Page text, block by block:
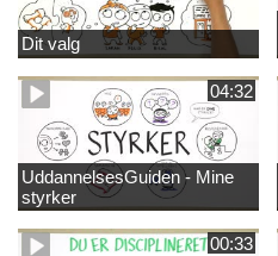
Dit valg
04:32
UddannelsesGuiden - Mine
styrker
00:33